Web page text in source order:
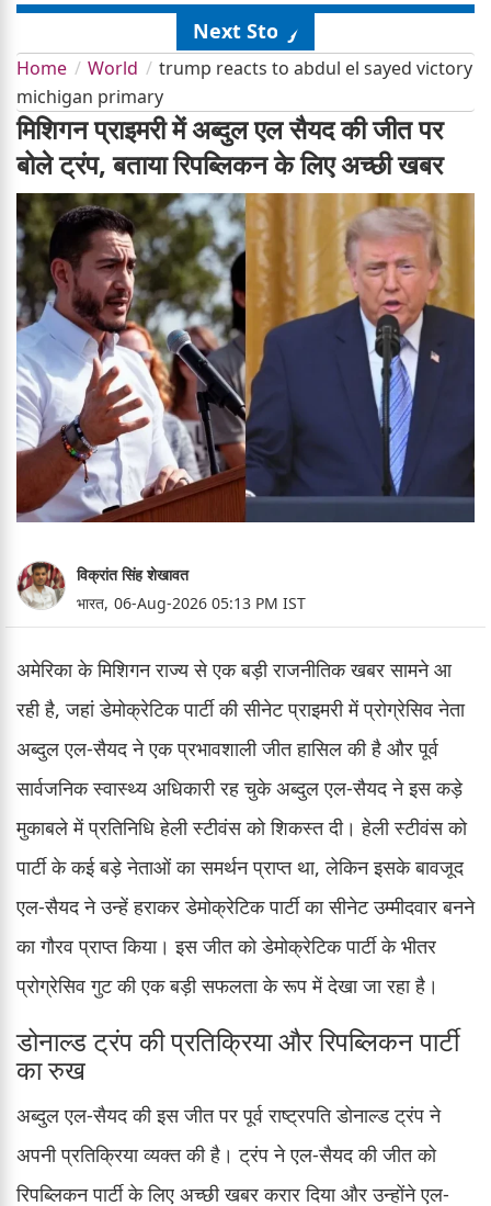
Next Story
Home World
trump reacts to abdul el sayed victory
michigan primary
मिशिगन प्राइमरी में अब्दुल एल सैयद की जीत पर
बोले ट्रंप, बताया रिपब्लिकन के लिए अच्छी खबर
विक्रांत सिंह शेखावत
भारत, 06-Aug-2026 05:13 PM IST
अमेरिका के मिशिगन राज्य से एक बड़ी राजनीतिक खबर सामने आ
रही है, जहां डेमोक्रेटिक पार्टी की सीनेट प्राइमरी में प्रोग्रेसिव नेता
अब्दुल एल-सैयद ने एक प्रभावशाली जीत हासिल की है और पूर्व
सार्वजनिक स्वास्थ्य अधिकारी रह चुके अब्दुल एल-सैयद ने इस कड़े
मुकाबले में प्रतिनिधि हेली स्टीवंस को शिकस्त दी। हेली स्टीवंस को
पार्टी के कई बड़े नेताओं का समर्थन प्राप्त था, लेकिन इसके बावजूद
एल-सैयद ने उन्हें हराकर डेमोक्रेटिक पार्टी का सीनेट उम्मीदवार बनने
का गौरव प्राप्त किया। इस जीत को डेमोक्रेटिक पार्टी के भीतर
प्रोग्रेसिव गुट की एक बड़ी सफलता के रूप में देखा जा रहा है।
डोनाल्ड ट्रंप की प्रतिक्रिया और रिपब्लिकन पार्टी
का रुख
अब्दुल एल-सैयद की इस जीत पर पूर्व राष्ट्रपति डोनाल्ड ट्रंप ने
अपनी प्रतिक्रिया व्यक्त की है। ट्रंप ने एल-सैयद की जीत को
रिपब्लिकन पार्टी के लिए अच्छी खबर करार दिया और उन्होंने एल-